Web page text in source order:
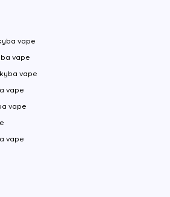
vape
vape
vape
vape
vape
vape